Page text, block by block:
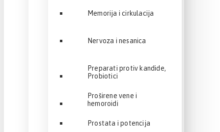
Memorija i cirkulacija
Nervoza i nesanica
Preparati protiv kandide,
Probiotici
Proširene vene i
hemoroidi
Prostata i potencija